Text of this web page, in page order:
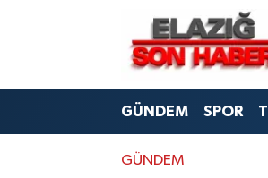
GÜNDEM SPOR
GÜNDEM
CANLI YAYIN
BİLİM VE TEKNOLOJİ
Merkez Hava Durumu
Merkez Trafik Yoğunluk
Süper Lig Puan Durumu ve